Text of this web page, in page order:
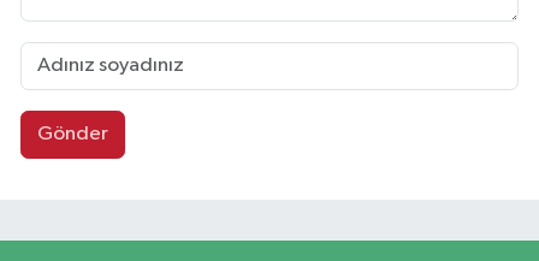
Gönder